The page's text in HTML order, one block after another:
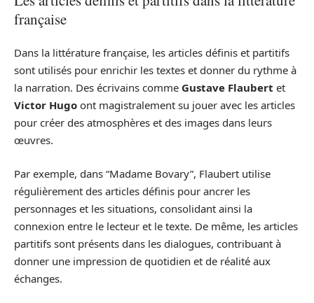
française
Dans la littérature française, les articles définis et partitifs
sont utilisés pour enrichir les textes et donner du rythme à
la narration. Des écrivains comme Gustave Flaubert et
Victor Hugo ont magistralement su jouer avec les articles
pour créer des atmosphères et des images dans leurs
œuvres.
Par exemple, dans “Madame Bovary”, Flaubert utilise
régulièrement des articles définis pour ancrer les
personnages et les situations, consolidant ainsi la
connexion entre le lecteur et le texte. De même, les articles
partitifs sont présents dans les dialogues, contribuant à
donner une impression de quotidien et de réalité aux
échanges.